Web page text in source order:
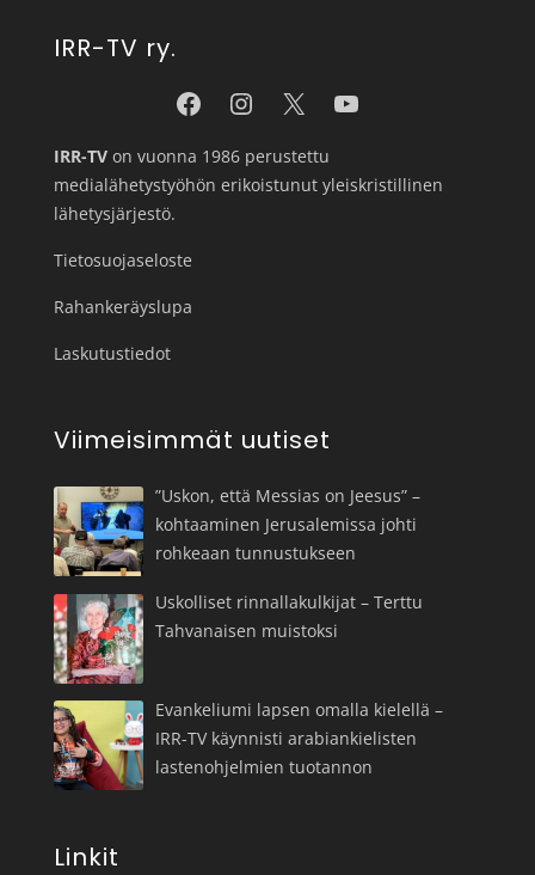
IRR-TV ry.
IRR-TVon vuonna 1986 perustettu
medialähetystyöhön erikoistunut yleiskristillinen
lähetysjärjestö.
Tietosuojaseloste
Rahankeräyslupa
Laskutustiedot
Viimeisimmät uutiset
”Uskon, että Messias on Jeesus” –
kohtaaminen Jerusalemissa johti
rohkeaan tunnustukseen
Uskolliset rinnallakulkijat – Terttu
Tahvanaisen muistoksi
Evankeliumi lapsen omalla kielellä –
IRR-TV käynnisti arabiankielisten
lastenohjelmien tuotannon
Linkit